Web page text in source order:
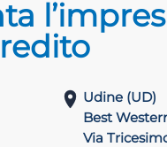
Udine (UD)
Best
Via